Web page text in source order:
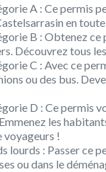
A : Ce permis
en
B : Obtenez
Découvrez tous
C : Avec ce
ou des bus.
D : Ce permis
les
!
lourds : Passer ce
ou dans le